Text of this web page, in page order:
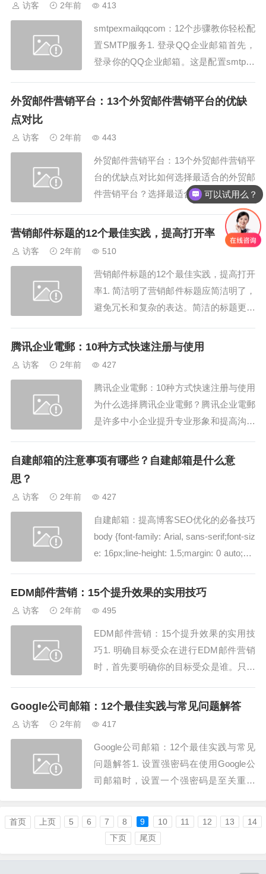
的...
访客 2年前 413
smtpexmailqqcom：12个步骤教你轻松配
置SMTP服务1. 登录QQ企业邮箱首先，
登录你的QQ企业邮箱。这是配置smtpex
箱的管理界面。2. 进入设置页面在QQ企
外贸邮件营销平台：13个外贸邮件营销平台的优缺
点对比
访客 2年前 443
外贸邮件营销平台：13个外贸邮件营销平
台的优缺点对比如何选择最适合的外贸邮
件营销平台？选择最适合的外贸邮件营销
平台是成功的关键。你需要考虑平台的功
能、易用性、价格和客户支持等因素。M
ailBing/https://www.mailbing.com/提供了
理和优化邮...
营销邮件标题的12个最佳实践，提高打开率
访客 2年前 510
营销邮件标题的12个最佳实践，提高打开
率1. 简洁明了营销邮件标题应简洁明了，
避免冗长和复杂的表达。简洁的标题更容
用数字在营销邮件标题中使用数字，如“5
性化是提升营销邮件标题效果的重要...
腾讯企业電郵：10种方式快速注册与使用
访客 2年前 427
腾讯企业電郵：10种方式快速注册与使用
为什么选择腾讯企业電郵？腾讯企业電郵
是许多中小企业提升专业形象和提高沟通
熟企业，腾讯企业電郵都能提供高效、安
郵的重要性...
自建邮箱的注意事项有哪些？自建邮箱是什么意
思？
访客 2年前 427
自建邮箱：提高博客SEO优化的必备技巧
body {font-family: Arial, sans-serif;font-siz
e: 16px;line-height: 1.5;margin: 0 auto;ma
e:...
EDM邮件营销：15个提升效果的实用技巧
访客 2年前 495
EDM邮件营销：15个提升效果的实用技
巧1. 明确目标受众在进行EDM邮件营销
时，首先要明确你的目标受众是谁。只有
果最大化。你可以通过MailBing（https://
群。2....
Google公司邮箱：12个最佳实践与常见问题解答
访客 2年前 417
Google公司邮箱：12个最佳实践与常见
问题解答1. 设置强密码在使用Google公
司邮箱时，设置一个强密码是至关重要
问，确保您的Google公司邮箱安全无虞。
别忘了定期更换密码哦！2. 启用双重验证
为了进一步提升Google公司邮箱的安全
首页 上页 5 6 7 8 9 10 11 12 13
14
下页
尾页
可以试用么？